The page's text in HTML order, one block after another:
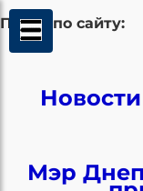
Поиск по сайту:
Мэр